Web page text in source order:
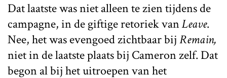
Dat laatste was niet alleen te zien tijdens de
campagne, in de giftige retoriek vanLeave.
Nee, het was evengoed zichtbaar bijRemain,
niet in de laatste plaats bij Cameron zelf. Dat
begon al bij het uitroepen van het